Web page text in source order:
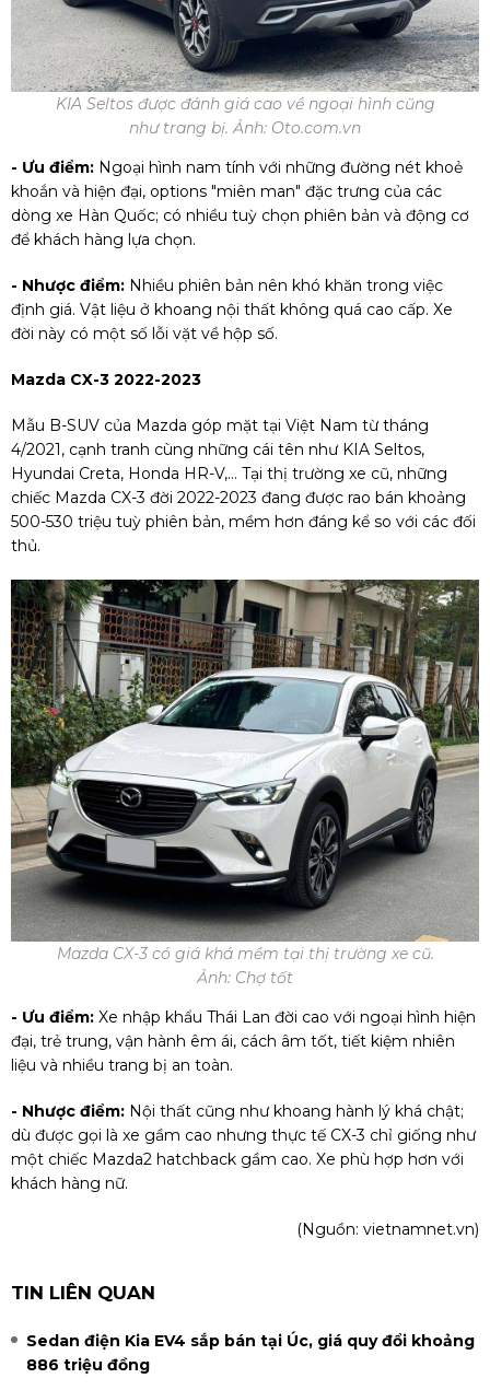
KIA Seltos được đánh giá cao về ngoại hình cũng
như trang bị. Ảnh: Oto.com.vn
- Ưu điểm: Ngoại hình nam tính với những đường nét khoẻ
khoắn và hiện đại, options "miên man" đặc trưng của các
dòng xe Hàn Quốc; có nhiều tuỳ chọn phiên bản và động cơ
để khách hàng lựa chọn.
- Nhược điểm: Nhiều phiên bản nên khó khăn trong việc
định giá. Vật liệu ở khoang nội thất không quá cao cấp. Xe
đời này có một số lỗi vặt về hộp số.
Mazda CX-3 2022-2023
Mẫu B-SUV của Mazda góp mặt tại Việt Nam từ tháng
4/2021, cạnh tranh cùng những cái tên như KIA Seltos,
Hyundai Creta, Honda HR-V,... Tại thị trường xe cũ, những
chiếc Mazda CX-3 đời 2022-2023 đang được rao bán khoảng
500-530 triệu tuỳ phiên bản, mềm hơn đáng kể so với các đối
thủ.
Mazda CX-3 có giá khá mềm tại thị trường xe cũ.
Ảnh: Chợ tốt
- Ưu điểm: Xe nhập khẩu Thái Lan đời cao với ngoại hình hiện
đại, trẻ trung, vận hành êm ái, cách âm tốt, tiết kiệm nhiên
liệu và nhiều trang bị an toàn.
- Nhược điểm: Nội thất cũng như khoang hành lý khá chật;
dù được gọi là xe gầm cao nhưng thực tế CX-3 chỉ giống như
một chiếc Mazda2 hatchback gầm cao. Xe phù hợp hơn với
khách hàng nữ.
(Nguồn: vietnamnet.vn)
TIN LIÊN QUAN
Sedan điện Kia EV4 sắp bán tại Úc, giá quy đổi khoảng
886 triệu đồng